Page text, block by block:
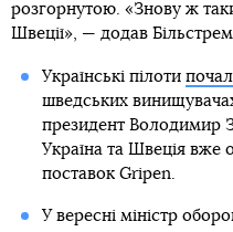
розгорнутою. «Знову ж
Швеції», — додав
Українські пілоти
шведських
президент Володимир
Україна та Швеція вже
поставок Gripen.
У вересні міністр